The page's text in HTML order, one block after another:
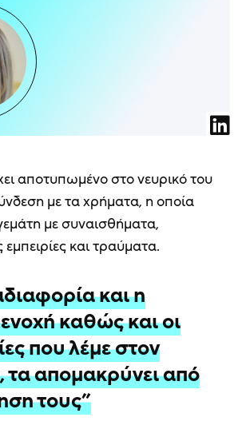
αποτυπωμένο στο νευρικό του
με τα χρήματα, η οποία
με συναισθήματα,
και τραύματα.
και η
καθώς και οι
που λέμε στον
τα απομακρύνει από
τους”